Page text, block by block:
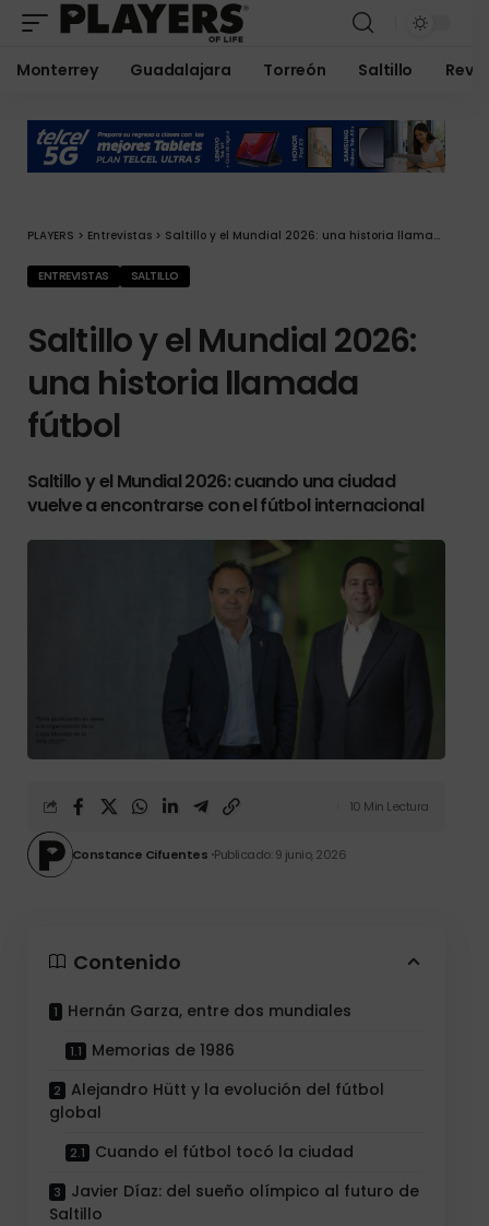
Monterrey Guadalajara Torreón Saltillo
PLAYERS > Entrevistas > Saltillo y el Mundial 2026: una historia llamada fútbol
ENTREVISTAS SALTILLO
Saltillo y el Mundial 2026:
una historia llamada
fútbol
Saltillo y el Mundial 2026: cuando una ciudad
vuelve a encontrarse con el fútbol internacional
Constance Cifuentes Publicado: 9 junio, 2026
10 Min Lectura
Contenido
Hernán Garza, entre dos mundiales
Memorias de 1986
Alejandro Hütt y la evolución del fútbol
global
Cuando el fútbol tocó la ciudad
Javier Díaz: del sueño olímpico al futuro de
Saltillo